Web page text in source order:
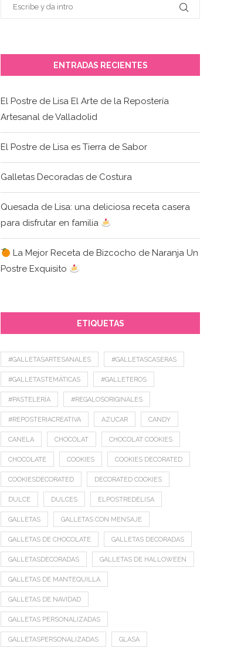
ENTRADAS RECIENTES
El Postre de Lisa El Arte de la Repostería
Artesanal de Valladolid
El Postre de Lisa es Tierra de Sabor
Galletas Decoradas de Costura
Quesada de Lisa: una deliciosa receta casera
para disfrutar en familia
La Mejor Receta de Bizcocho de Naranja Un
Postre Exquisito
ETIQUETAS
#GALLETASARTESANALES #GALLETASCASERAS
#GALLETASTEMÁTICAS #GALLETEROS
#PASTELERÍA #REGALOSORIGINALES
#REPOSTERIACREATIVA AZUCAR CANDY
CANELA CHOCOLAT CHOCOLAT COOKIES
CHOCOLATE COOKIES COOKIES DECORATED
COOKIESDECORATED DECORATED COOKIES
DULCE DULCES ELPOSTREDELISA
GALLETAS GALLETAS CON MENSAJE
GALLETAS DE CHOCOLATE GALLETAS DECORADAS
GALLETASDECORADAS GALLETAS DE HALLOWEEN
GALLETAS DE MANTEQUILLA
GALLETAS DE NAVIDAD
GALLETAS PERSONALIZADAS
GALLETASPERSONALIZADAS GLASA